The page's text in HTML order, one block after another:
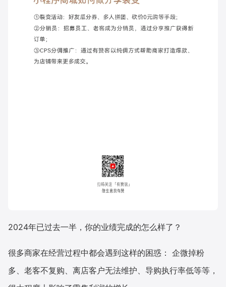
2024年已过去一半，你的业绩完成的怎么样了？
很多商家在经营过程中都会遇到这样的困惑： 企微掉粉
多、老客不复购、离店客户无法维护、导购执行率低等等，